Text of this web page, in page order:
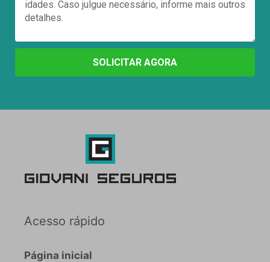
SOLICITAR AGORA
Acesso rápido
Página inicial